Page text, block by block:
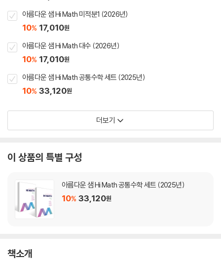
아름다운 샘 Hi Math 미적분1 (2026년)
10% 17,010원
아름다운 샘 Hi Math 대수 (2026년)
10% 17,010원
아름다운 샘 Hi Math 공통수학 세트 (2025년)
10% 33,120원
더보기
이 상품의 특별 구성
아름다운 샘 Hi Math 공통수학 세트 (2025년)
10% 33,120원
책소개